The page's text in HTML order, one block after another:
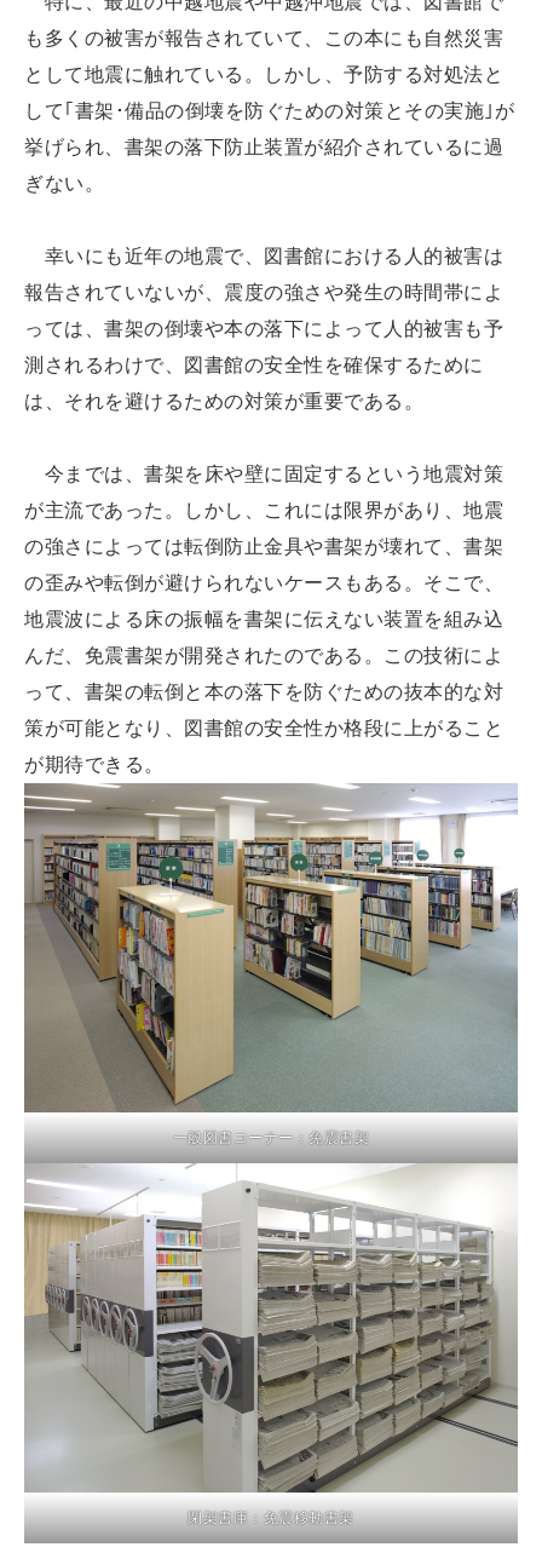
も多くの被害が報告されていて、この本にも自然災害
として地震に触れている。しかし、予防する対処法と
して｢書架･備品の倒壊を防ぐための対策とその実施｣が
挙げられ、書架の落下防止装置が紹介されているに過
ぎない。
幸いにも近年の地震で、図書館における人的被害は
報告されていないが、震度の強さや発生の時間帯によ
っては、書架の倒壊や本の落下によって人的被害も予
測されるわけで、図書館の安全性を確保するために
は、それを避けるための対策が重要である。
今までは、書架を床や壁に固定するという地震対策
が主流であった。しかし、これには限界があり、地震
の強さによっては転倒防止金具や書架が壊れて、書架
の歪みや転倒が避けられないケースもある。そこで、
地震波による床の振幅を書架に伝えない装置を組み込
んだ、免震書架が開発されたのである。この技術によ
って、書架の転倒と本の落下を防ぐための抜本的な対
策が可能となり、図書館の安全性か格段に上がること
が期待できる。
一般図書コーナー：免震書架
閉架書庫：免震移動書架